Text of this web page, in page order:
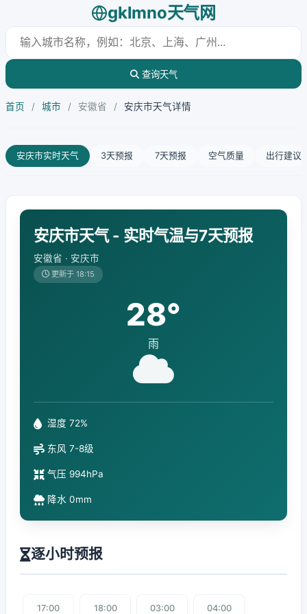
gklmno天气网
查询天气
首页 / 城市 / 安徽省 / 安庆市天气详情
安庆市实时天气 3天预报 7天预报 空气质量 出行建议
安庆市天气 - 实时气温与7天预报
安徽省 · 安庆市
更新于 18:15
28°
雨
湿度 72%
东风 7-8级
气压 994hPa
降水 0mm
逐小时预报
17:00 18:00 03:00 04:00